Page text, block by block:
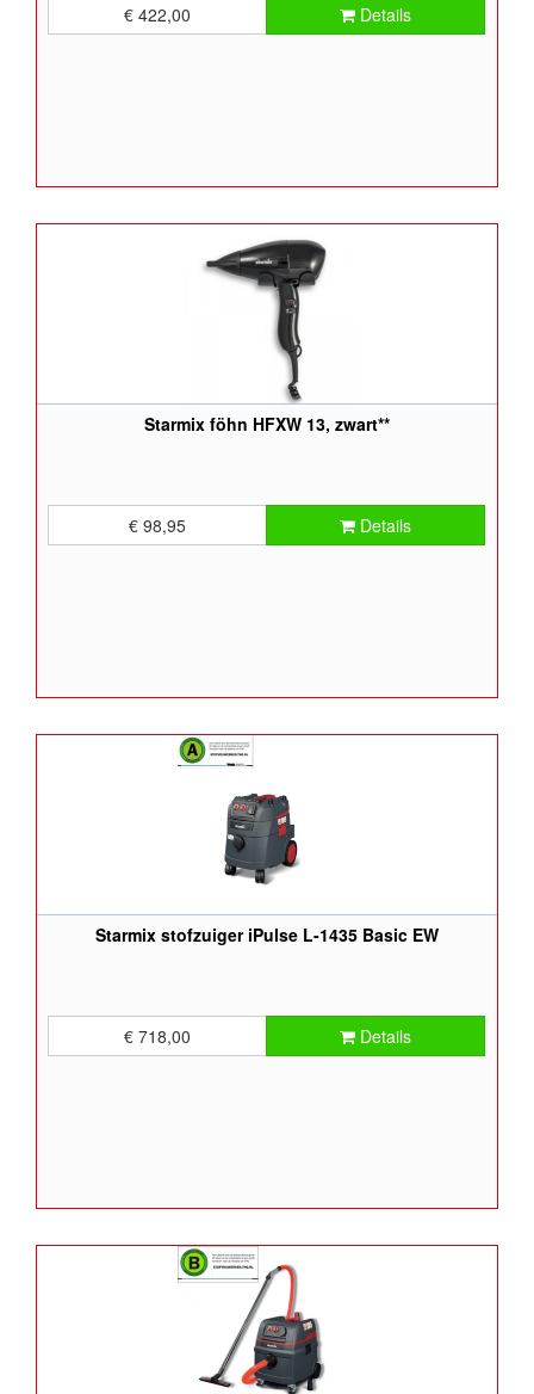
€ 422,00 Details
Starmix föhn HFXW 13, zwart**
€ 98,95 Details
Starmix stofzuiger iPulse L-1435 Basic EW
€ 718,00 Details